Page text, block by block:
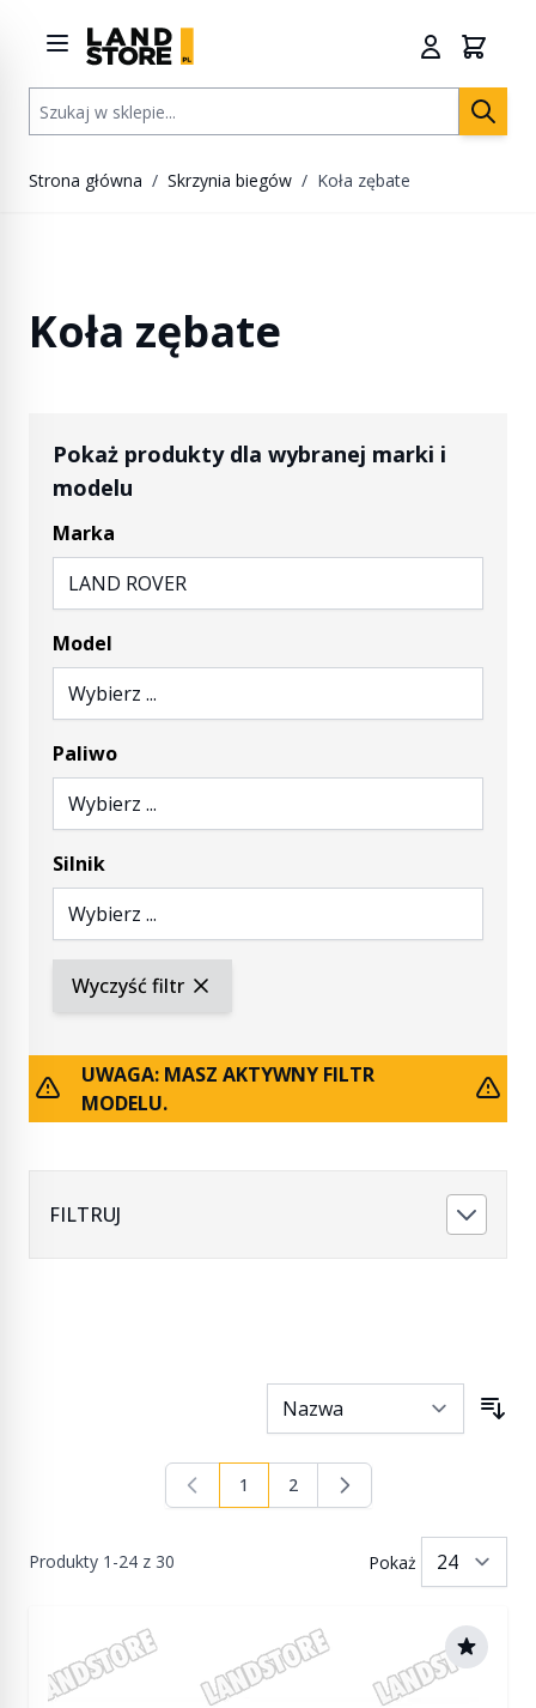
Szukaj w sklepie...
Strona główna / Skrzynia biegów / Koła zębate
Koła zębate
Pokaż produkty dla wybranej marki i
modelu
Marka
LAND ROVER
Model
Wybierz ...
Paliwo
Wybierz ...
Silnik
Wybierz ...
Wyczyść filtr
UWAGA: MASZ AKTYWNY FILTR
MODELU.
FILTRUJ
Produkty 1 -24 z 30
Aktualnie czytasz stronę
1 Strona
2
Pokaż